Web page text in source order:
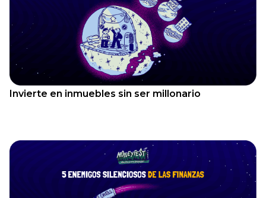
Invierte en inmuebles sin ser millonario